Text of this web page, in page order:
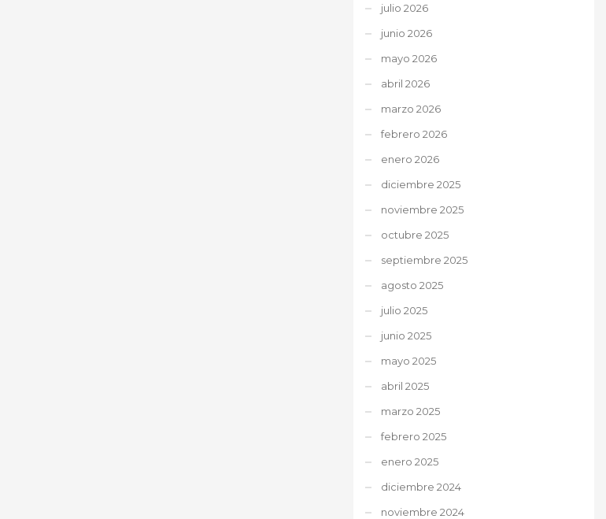
julio 2026
junio 2026
mayo 2026
abril 2026
marzo 2026
febrero 2026
enero 2026
diciembre 2025
noviembre 2025
octubre 2025
septiembre 2025
agosto 2025
julio 2025
junio 2025
mayo 2025
abril 2025
marzo 2025
febrero 2025
enero 2025
diciembre 2024
noviembre 2024